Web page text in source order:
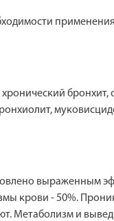
бронхит,
выраженным
крови - 50%.
Метаболизм и